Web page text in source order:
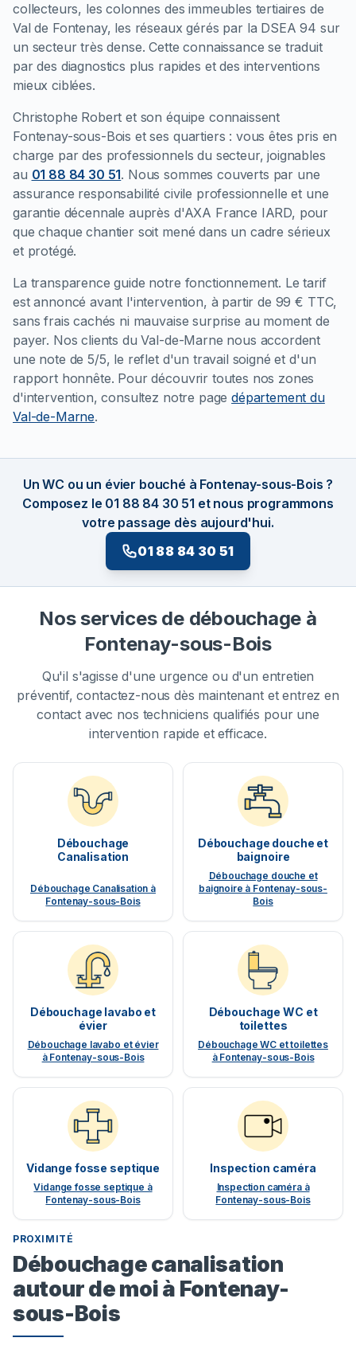
collecteurs, les colonnes des immeubles tertiaires de
Val de Fontenay, les réseaux gérés par la DSEA 94 sur
un secteur très dense. Cette connaissance se traduit
par des diagnostics plus rapides et des interventions
mieux ciblées.
Christophe Robert et son équipe connaissent
Fontenay-sous-Bois et ses quartiers : vous êtes pris en
charge par des professionnels du secteur, joignables
au 01 88 84 30 51. Nous sommes couverts par une
assurance responsabilité civile professionnelle et une
garantie décennale auprès d'AXA France IARD, pour
que chaque chantier soit mené dans un cadre sérieux
et protégé.
La transparence guide notre fonctionnement. Le tarif
est annoncé avant l'intervention, à partir de 99 € TTC,
sans frais cachés ni mauvaise surprise au moment de
payer. Nos clients du Val-de-Marne nous accordent
une note de 5/5, le reflet d'un travail soigné et d'un
rapport honnête. Pour découvrir toutes nos zones
d'intervention, consultez notre pagedépartement du
Val-de-Marne.
Un WC ou un évier bouché à Fontenay-sous-Bois ?
Composez le 01 88 84 30 51 et nous programmons
votre passage dès aujourd'hui.
01 88 84 30 51
Nos services de débouchage à
Fontenay-sous-Bois
Qu'il s'agisse d'une urgence ou d'un entretien
préventif, contactez-nous dès maintenant et entrez en
contact avec nos techniciens qualifiés pour une
intervention rapide et efficace.
Débouchage
Canalisation
Débouchage Canalisation à
Fontenay-sous-Bois
Débouchage douche et
baignoire
Débouchage douche et
baignoire à Fontenay-sous-
Bois
Débouchage lavabo et
évier
Débouchage lavabo et évier
à Fontenay-sous-Bois
Débouchage WC et
toilettes
Débouchage WC et toilettes
à Fontenay-sous-Bois
Vidange fosse septique
Vidange fosse septique à
Fontenay-sous-Bois
Inspection caméra
Inspection caméra à
Fontenay-sous-Bois
PROXIMITÉ
Débouchage canalisation
autour de moi à Fontenay-
sous-Bois